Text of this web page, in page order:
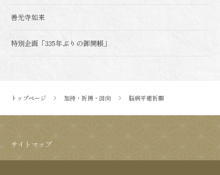
善光寺如来
特別企画「335年ぶりの御開帳」
トップページ 加持・祈祷・回向 脳病平癒祈願
サイトマップ